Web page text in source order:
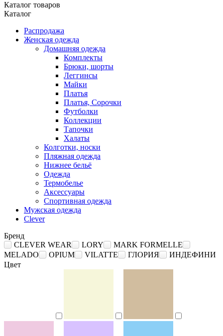
Каталог товаров
Каталог
Распродажа
Женская одежда
Домашняя одежда
Комплекты
Брюки, шорты
Леггинсы
Майки
Платья
Платья, Сорочки
Футболки
Коллекции
Тапочки
Халаты
Колготки, носки
Пляжная одежда
Нижнее бельё
Одежда
Термобелье
Аксессуары
Спортивная одежда
Мужская одежда
Clever
Бренд
CLEVER WEAR
LORY
MARK FORMELLE
MELADO
OPIUM VILATTE ГЛОРИЯ
ИНДЕФИНИ
Цвет